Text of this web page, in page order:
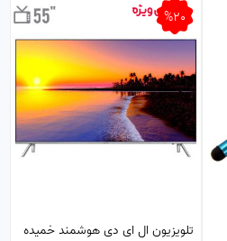
تلویزیون ال ای دی هوشمند خمیده
%20